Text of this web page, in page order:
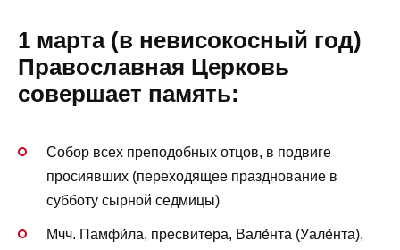
1 марта (в невисокосный год)
Православная Церковь
совершает память:
Собор всех преподобных отцов, в подвиге
просиявших (переходящее празднование в
субботу сырной седмицы)
Мчч. Памфи́ла, пресвитера, Вале́нта (Уале́нта),